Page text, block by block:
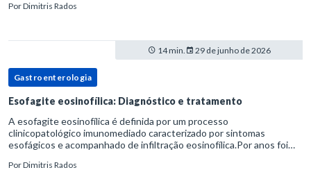
PorDimitris Rados
14 min. 29 de junho de 2026
Gastroenterologia
Esofagite eosinofílica: Diagnóstico e tratamento
A esofagite eosinofílica é definida por um processo
clinicopatológico imunomediado caracterizado por sintomas
esofágicos e acompanhado de infiltração eosinofílica.Por anos foi
refluxo gastr
PorDimitris Rados